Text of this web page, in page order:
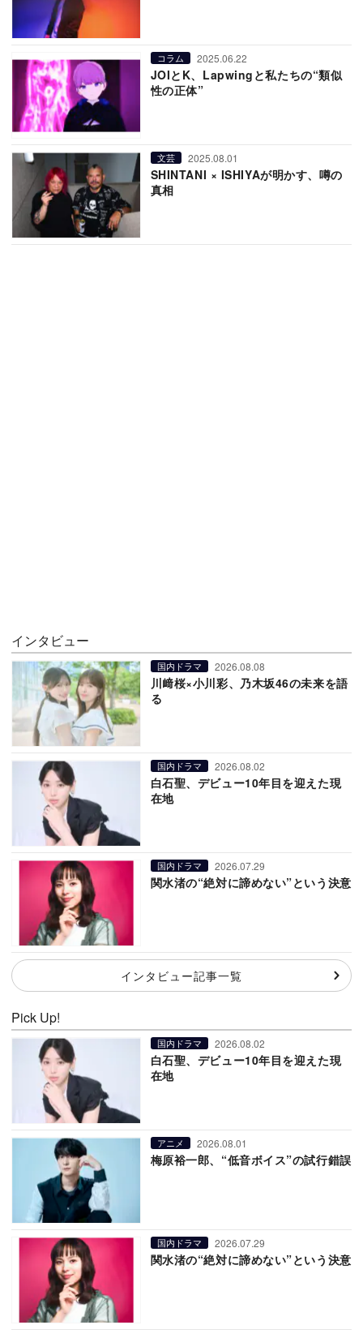
コラム 2025.06.22
JOIとK、Lapwingと私たちの“類似
性の正体”
文芸 2025.08.01
SHINTANI × ISHIYAが明かす、噂の
真相
インタビュー
国内ドラマ 2026.08.08
川﨑桜×小川彩、乃木坂46の未来を語
る
国内ドラマ 2026.08.02
白石聖、デビュー10年目を迎えた現
在地
国内ドラマ 2026.07.29
関水渚の“絶対に諦めない”という決意
インタビュー記事一覧
Pick Up!
国内ドラマ 2026.08.02
白石聖、デビュー10年目を迎えた現
在地
アニメ 2026.08.01
梅原裕一郎、“低音ボイス”の試行錯誤
国内ドラマ 2026.07.29
関水渚の“絶対に諦めない”という決意